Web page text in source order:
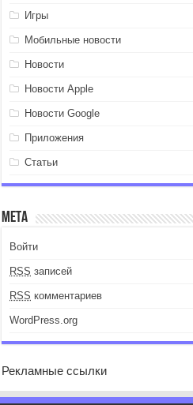
Игры
Мобильные новости
Новости
Новости Apple
Новости Google
Приложения
Статьи
Мета
Войти
RSS записей
RSS комментариев
WordPress.org
Рекламные ссылки